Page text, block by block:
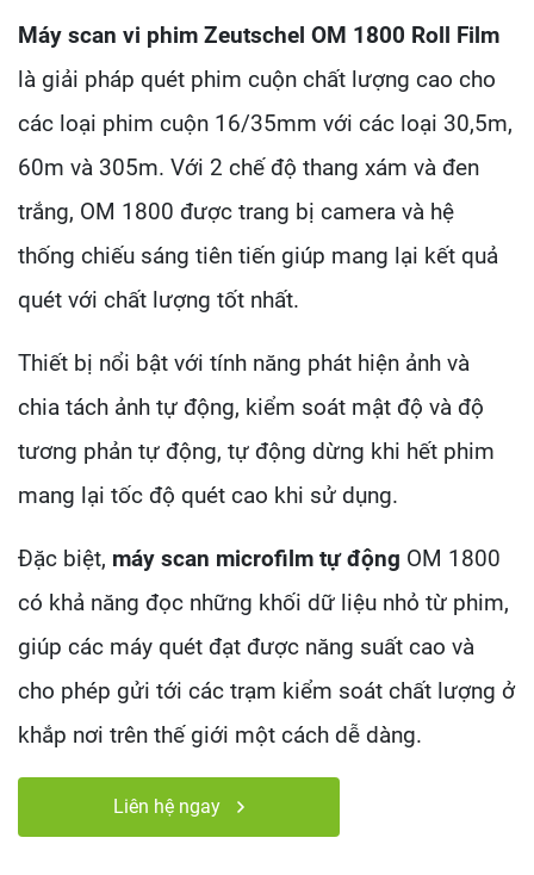
Máy scan vi phim Zeutschel OM 1800 Roll Film
là giải pháp quét phim cuộn chất lượng cao cho
các loại phim cuộn 16/35mm với các loại 30,5m,
60m và 305m. Với 2 chế độ thang xám và đen
trắng, OM 1800 được trang bị camera và hệ
thống chiếu sáng tiên tiến giúp mang lại kết quả
quét với chất lượng tốt nhất.
Thiết bị nổi bật với tính năng phát hiện ảnh và
chia tách ảnh tự động, kiểm soát mật độ và độ
tương phản tự động, tự động dừng khi hết phim
mang lại tốc độ quét cao khi sử dụng.
Đặc biệt, máy scan microfilm tự động OM 1800
có khả năng đọc những khối dữ liệu nhỏ từ phim,
giúp các máy quét đạt được năng suất cao và
cho phép gửi tới các trạm kiểm soát chất lượng ở
khắp nơi trên thế giới một cách dễ dàng.
Liên hệ ngay